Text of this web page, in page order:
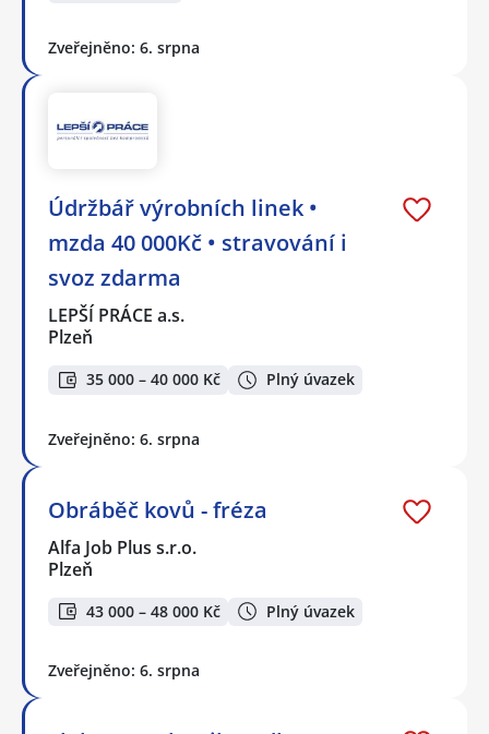
Zveřejněno: 6. srpna
Údržbář výrobních linek •
mzda 40 000Kč • stravování i
svoz zdarma
LEPŠÍ PRÁCE a.s.
Plzeň
35 000 – 40 000 Kč Plný úvazek
Zveřejněno: 6. srpna
Obráběč kovů - fréza
Alfa Job Plus s.r.o.
Plzeň
43 000 – 48 000 Kč Plný úvazek
Zveřejněno: 6. srpna